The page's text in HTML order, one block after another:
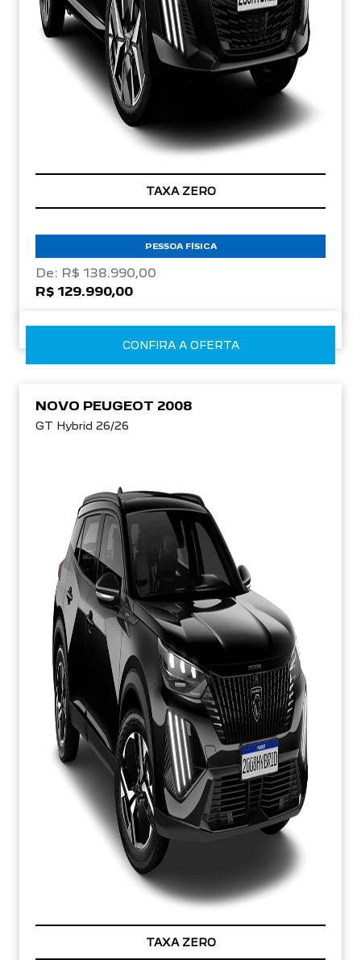
TAXA ZERO
PESSOA FÍSICA
De: R$ 138.990,00
R$ 129.990,00
CONFIRA A OFERTA
NOVO PEUGEOT 2008
GT Hybrid 26/26
TAXA ZERO